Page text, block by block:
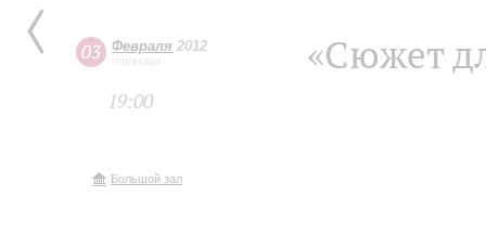
03 Февраля 2012
пятница
19:00
Большой зал
«Сюжет